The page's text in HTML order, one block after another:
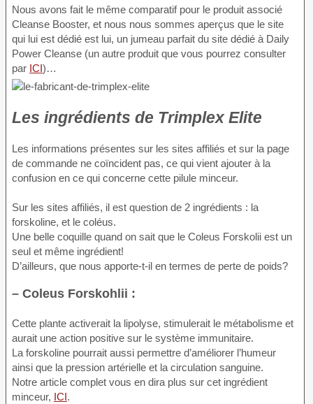
Nous avons fait le même comparatif pour le produit associé
Cleanse Booster, et nous nous sommes aperçus que le site
qui lui est dédié est lui, un jumeau parfait du site dédié à Daily
Power Cleanse (un autre produit que vous pourrez consulter
par ICI)…
Les ingrédients de Trimplex Elite
Les informations présentes sur les sites affiliés et sur la page
de commande ne coïncident pas, ce qui vient ajouter à la
confusion en ce qui concerne cette pilule minceur.
Sur les sites affiliés, il est question de 2 ingrédients : la
forskoline, et le coléus.
Une belle coquille quand on sait que le Coleus Forskolii est un
seul et même ingrédient!
D’ailleurs, que nous apporte-t-il en termes de perte de poids?
– Coleus Forskohlii :
Cette plante activerait la lipolyse, stimulerait le métabolisme et
aurait une action positive sur le système immunitaire.
La forskoline pourrait aussi permettre d’améliorer l’humeur
ainsi que la pression artérielle et la circulation sanguine.
Notre article complet vous en dira plus sur cet ingrédient
minceur, ICI.